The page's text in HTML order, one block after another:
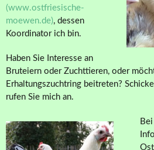
(www.ostfriesische-
moewen.de), dessen
Koordinator ich bin.
Haben Sie Interesse an
Bruteiern oder Zuchttieren, oder
Erhaltungszuchtring beitreten?
rufen Sie mich an.